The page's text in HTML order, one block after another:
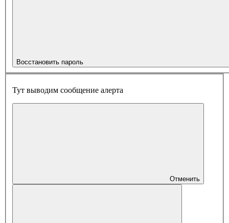
Восстановить пароль
Тут выводим сообщение алерта
Отменить